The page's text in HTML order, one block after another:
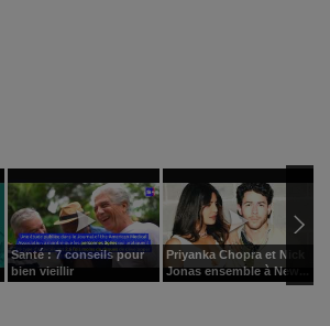
Santé : 7 conseils pour
bien vieillir
Priyanka Chopra et Nick
Jonas ensemble à New...